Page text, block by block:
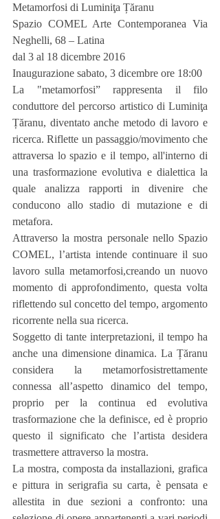
Metamorfosi di Luminiţa Țăranu
Spazio COMEL Arte Contemporanea Via
Neghelli, 68 – Latina
dal 3 al 18 dicembre 2016
Inaugurazione sabato, 3 dicembre ore 18:00
La "metamorfosi” rappresenta il filo
conduttore del percorso artistico di Luminiţa
Țăranu, diventato anche metodo di lavoro e
ricerca. Riflette un passaggio/movimento che
attraversa lo spazio e il tempo, all'interno di
una trasformazione evolutiva e dialettica la
quale analizza rapporti in divenire che
conducono allo stadio di mutazione e di
metafora.
Attraverso la mostra personale nello Spazio
COMEL, l’artista intende continuare il suo
lavoro sulla metamorfosi,creando un nuovo
momento di approfondimento, questa volta
riflettendo sul concetto del tempo, argomento
ricorrente nella sua ricerca.
Soggetto di tante interpretazioni, il tempo ha
anche una dimensione dinamica. La Țăranu
considera la metamorfosistrettamente
connessa all’aspetto dinamico del tempo,
proprio per la continua ed evolutiva
trasformazione che la definisce, ed è proprio
questo il significato che l’artista desidera
trasmettere attraverso la mostra.
La mostra, composta da installazioni, grafica
e pittura in serigrafia su carta, è pensata e
allestita in due sezioni a confronto: una